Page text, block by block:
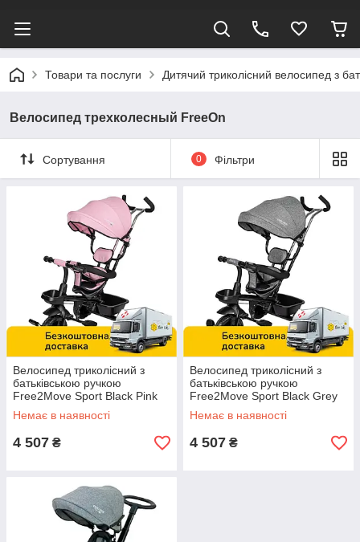
Товари та послуги Дитячий триколісний велосипед з
Велосипед трехколесный FreeOn
Сортування 0 Фільтри
Велосипед триколісний з
батьківською ручкою
Free2Move Sport Black Pink
Немає в наявності
4 507 ₴
Велосипед триколісний з
батьківською ручкою
Free2Move Sport Black Grey
Немає в наявності
4 507 ₴